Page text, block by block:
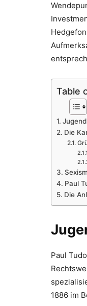
Table
Die
Paul
Die
Paul
1886 im